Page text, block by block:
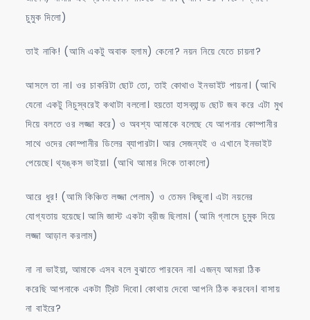
চুমুক দিলো)
তাই নাকি! (আমি একটু অবাক হলাম) কেনো? নয়ন নিয়ে যেতে চায়না?
আসলে তা না। ওর চাকরিটা ছোট তো, তাই কোথাও ইনভাইট পায়না। (আখি
যেনো একটু নিচুস্বরেই কথাটা বললো। হয়তো হাসব্যান্ড ছোট জব করে এটা মুখ
দিয়ে বলতে ওর লজ্জা করে) ও অবশ্য আমাকে বলেছে যে আপনার কোম্পানীর
সাথে ওদের কোম্পানীর ডিলের ব্যাপারটা। আর সেজন্যই ও এখানে ইনভাইট
পেয়েছে। থ্যঙ্কস ভাইয়া। (আখি আমার দিকে তাকালো)
আরে ধুর! (আমি কিঞ্চিত লজ্জা পেলাম) ও তেমন কিছুনা। এটা নয়নের
যোগ্যতায় হয়েছে। আমি জাস্ট একটা ব্রীজ ছিলাম। (আমি গ্লাসে চুমুক দিয়ে
লজ্জা আড়াল করলাম)
না না ভাইয়া, আমাকে এসব বলে বুঝাতে পারবেন না। এজন্য আমরা ঠিক
করেছি আপনাকে একটা ট্রিট দিবো। কোথায় দেবো আপনি ঠিক করবেন। বাসায়
না বাইরে?